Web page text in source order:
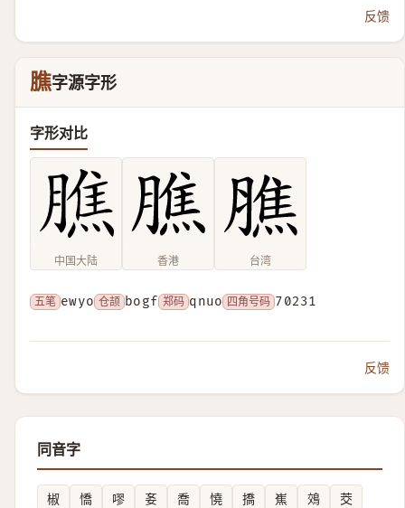
反馈
膲字源字形
字形对比
中国大陆 香港 台湾
五笔 ewyo 仓颉 bogf 郑码 qnuo 四角号码 70231
反馈
同音字
椒 憍 嘐 㚣 喬 憢 撟 嶣 鵁
茭